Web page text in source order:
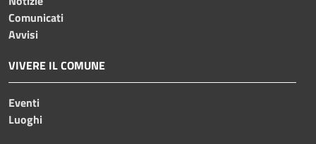
Comunicati
Avvisi
VIVERE IL COMUNE
Eventi
Luoghi